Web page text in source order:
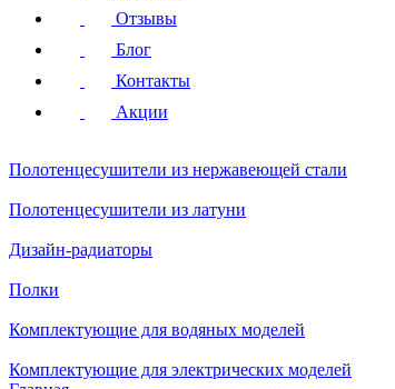
Отзывы
Блог
Контакты
Акции
Полотенцесушители из нержавеющей стали
Полотенцесушители из латуни
Дизайн-радиаторы
Полки
Комплектующие для водяных моделей
Комплектующие для электрических моделей